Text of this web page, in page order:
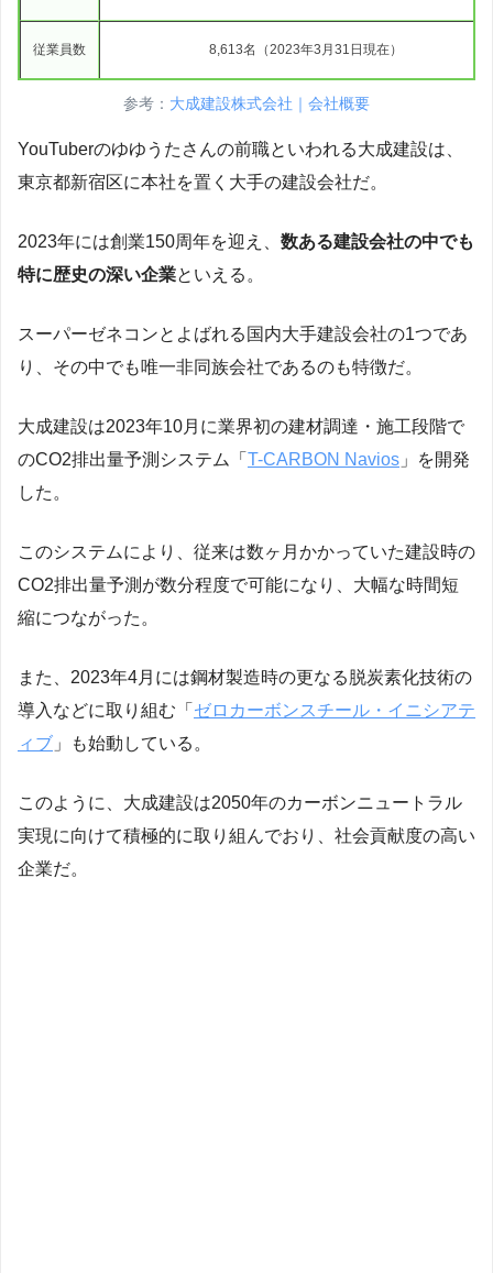
従業員数 8,613名（2023年3月31日現在）
参考： 大成建設株式会社｜会社概要
YouTuberのゆゆうたさんの前職といわれる大成建設は、
東京都新宿区に本社を置く大手の建設会社だ。
2023年には創業150周年を迎え、 数ある建設会社の中でも
特に歴史の深い企業といえる。
スーパーゼネコンとよばれる国内大手建設会社の1つであ
り、その中でも唯一非同族会社であるのも特徴だ。
大成建設は2023年10月に業界初の建材調達・施工段階で
のCO2排出量予測システム「 T-CARBON Navios 」を開発
した。
このシステムにより、従来は数ヶ月かかっていた建設時の
CO2排出量予測が数分程度で可能になり、大幅な時間短
縮につながった。
また、2023年4月には鋼材製造時の更なる脱炭素化技術の
導入などに取り組む「 ゼロカーボンスチール・イニシアテ
ィブ 」も始動している。
このように、大成建設は2050年のカーボンニュートラル
実現に向けて積極的に取り組んでおり、社会貢献度の高い
企業だ。